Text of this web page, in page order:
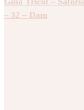
– 32 – Dam